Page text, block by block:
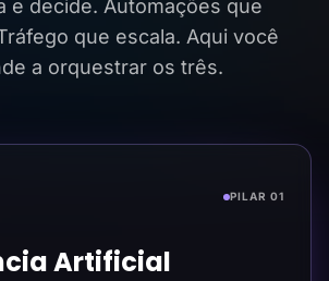
e decide. Automações que
que escala. Aqui você
a orquestrar os três.
PILAR 01
Artificial